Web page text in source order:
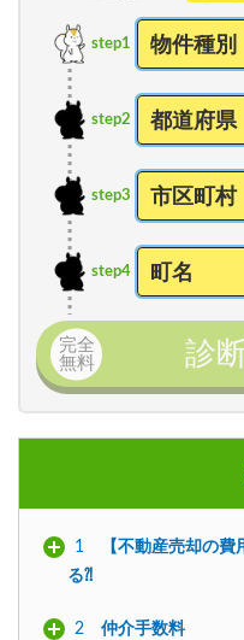
step1
step2
step3
step4
完全
無料
診
1
【不動産売却の
る⁈
2 仲介手数料